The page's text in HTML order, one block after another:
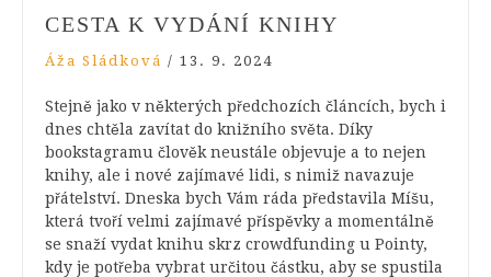
CESTA K VYDÁNÍ KNIHY
Áža Sládková / 13. 9. 2024
Stejně jako v některých předchozích článcích, bych i
dnes chtěla zavítat do knižního světa. Díky
bookstagramu člověk neustále objevuje a to nejen
knihy, ale i nové zajímavé lidi, s nimiž navazuje
přátelství. Dneska bych Vám ráda představila Míšu,
která tvoří velmi zajímavé příspěvky a momentálně
se snaží vydat knihu skrz crowdfunding u Pointy,
kdy je potřeba vybrat určitou částku, aby se spustila